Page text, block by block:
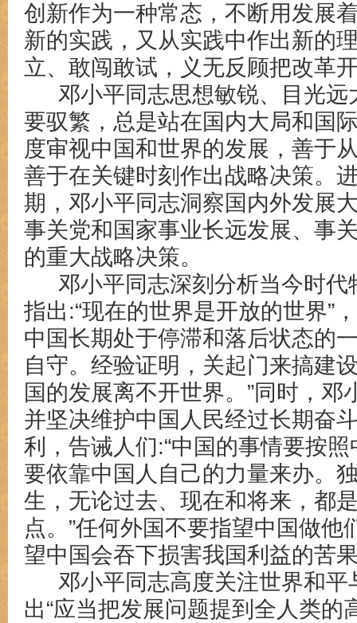
创新作为一种常态，不断用发展
新的实践，又从实践中作出新的
立、敢闯敢试，义无反顾把改革
邓小平同志思想敏锐、目光远
要驭繁，总是站在国内大局和国
度审视中国和世界的发展，善于
善于在关键时刻作出战略决策。
期，邓小平同志洞察国内外发展
事关党和国家事业长远发展、事
的重大战略决策。
邓小平同志深刻分析当今时代
指出:“现在的世界是开放的世界” ，
中国长期处于停滞和落后状态的
自守。经验证明，关起门来搞建
国的发展离不开世界。 ”同时，邓
并坚决维护中国人民经过长期奋
利，告诫人们:“中国的事情要按
要依靠中国人自己的力量来办。
生，无论过去、现在和将来，都
点。”任何外国不要指望中国做他
望中国会吞下损害我国利益的苦
邓小平同志高度关注世界和平
出“应当把发展问题提到全人类的